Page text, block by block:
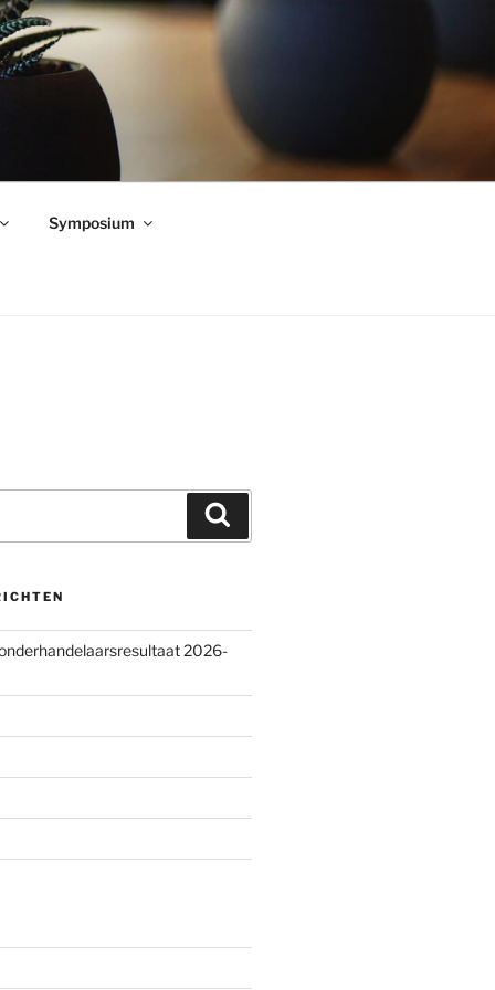
Symposium
2026-